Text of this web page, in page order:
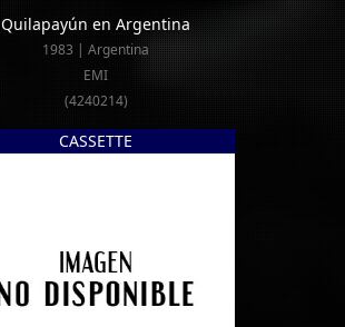
Quilapayún en Argentina
1983 | Argentina
EMI
(4240214)
CASSETTE